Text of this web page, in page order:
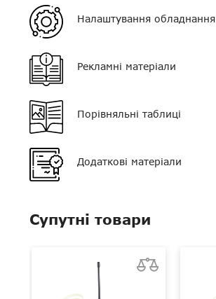
VOX
Регулятор гучності
Кліпса/затискач
Колір
Роз'єм
Налаштування обладнання
Рекламні матеріали
Порівняльні таблиці
Додаткові матеріали
Супутні товари